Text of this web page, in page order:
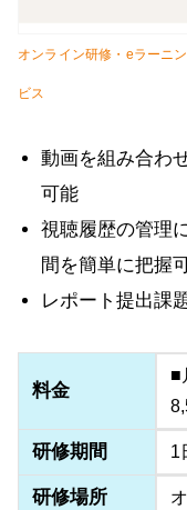
オンライン研修・eラーニ
ビス
動画を組み合わ
可能
視聴履歴の管理
間を簡単に把握
レポート提出課
料金
■
研修期間 1
研修場所